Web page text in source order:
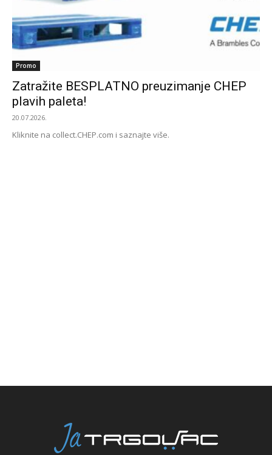
Promo
Zatražite BESPLATNO preuzimanje CHEP
plavih paleta!
20.07.2026.
Kliknite na collect.CHEP.com i saznajte više.